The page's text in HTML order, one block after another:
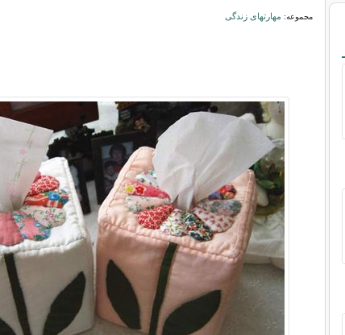
مجموعه: مهارتهای زندگی